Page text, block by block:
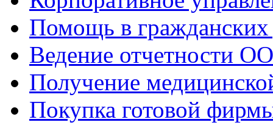
Помощь в гражданских
Ведение отчетности
Получение
Покупка готовой